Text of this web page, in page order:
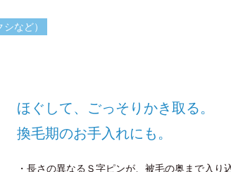
など）
ほぐして、ごっそりかき取る。
換毛期のお手入れにも。
・長さの異なるＳ字ピンが、被毛の奥まで入り